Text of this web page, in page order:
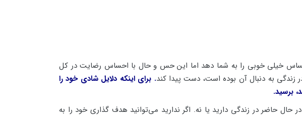
احساس خیلی خوبی را به شما دهد اما این حس و حال با احساس رضایت در کل
زندگی به دنبال آن بوده است، دست پیدا کند. برای اینکه دلایل شادی خود را
برسید.
حال حاضر در زندگی دارید یا نه. اگر ندارید می‌توانید هدف گذاری خود را به